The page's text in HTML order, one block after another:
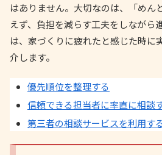
はありません。大切なのは、「めん
えず、負担を減らす工夫をしながら
は、家づくりに疲れたと感じた時に
介します。
優先順位を整理する
信頼できる担当者に率直に相談
第三者の相談サービスを利用す